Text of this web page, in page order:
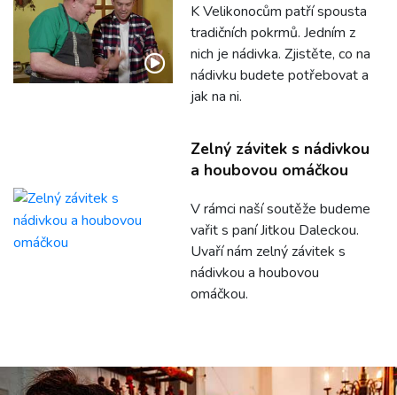
K Velikonocům patří spousta
tradičních pokrmů. Jedním z
nich je nádivka. Zjistěte, co na
nádivku budete potřebovat a
jak na ni.
Zelný závitek s nádivkou
a houbovou omáčkou
V rámci naší soutěže budeme
vařit s paní Jitkou Daleckou.
Uvaří nám zelný závitek s
nádivkou a houbovou
omáčkou.